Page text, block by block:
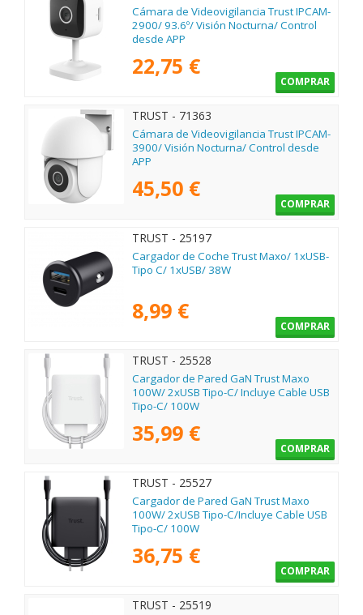
Cámara de Videovigilancia Trust IPCAM-
2900/ 93.6º/ Visión Nocturna/ Control
desde APP
22,75 €
COMPRAR
TRUST - 71363
Cámara de Videovigilancia Trust IPCAM-
3900/ Visión Nocturna/ Control desde
APP
45,50 €
COMPRAR
TRUST - 25197
Cargador de Coche Trust Maxo/ 1xUSB-
Tipo C/ 1xUSB/ 38W
8,99 €
COMPRAR
TRUST - 25528
Cargador de Pared GaN Trust Maxo
100W/ 2xUSB Tipo-C/ Incluye Cable USB
Tipo-C/ 100W
35,99 €
COMPRAR
TRUST - 25527
Cargador de Pared GaN Trust Maxo
100W/ 2xUSB Tipo-C/Incluye Cable USB
Tipo-C/ 100W
36,75 €
COMPRAR
TRUST - 25519